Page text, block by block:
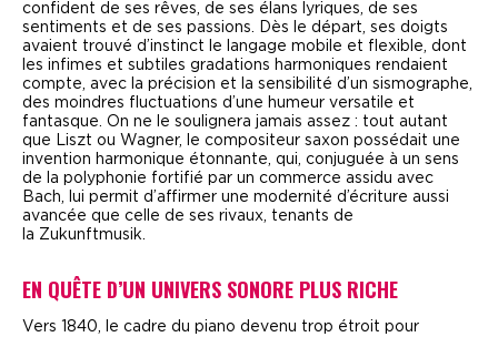
confident de ses rêves, de ses élans lyriques, de ses
sentiments et de ses passions. Dès le départ, ses doigts
avaient trouvé d’instinct le langage mobile et flexible, dont
les infimes et subtiles gradations harmoniques rendaient
compte, avec la précision et la sensibilité d’un sismographe,
des moindres fluctuations d’une humeur versatile et
fantasque. On ne le soulignera jamais assez : tout autant
que Liszt ou Wagner, le compositeur saxon possédait une
invention harmonique étonnante, qui, conjuguée à un sens
de la polyphonie fortifié par un commerce assidu avec
Bach, lui permit d’affirmer une modernité d’écriture aussi
avancée que celle de ses rivaux, tenants de
la Zukunftmusik.
EN QUÊTE D’UN UNIVERS SONORE PLUS RICHE
Vers 1840, le cadre du piano devenu trop étroit pour